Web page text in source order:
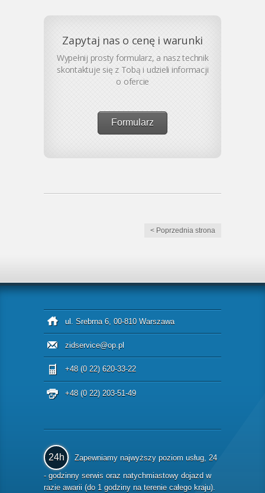
Zapytaj nas o cenę i warunki
Wypełnij prosty formularz, a nasz technik
skontaktuje się z Tobą i udzieli informacji
o ofercie
Formularz
< Poprzednia strona
ul. Srebrna 6, 00-810 Warszawa
zidservice@op.pl
+48 (0 22) 620-33-22
+48 (0 22) 203-51-49
24h
Zapewniamy najwyższy poziom usług, 24
- godzinny serwis oraz natychmiastowy dojazd w
razie awarii (do 1 godziny na terenie całego kraju).